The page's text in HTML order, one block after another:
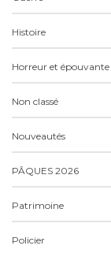
Histoire
Horreur et épouvante
Non classé
Nouveautés
PÂQUES 2026
Patrimoine
Policier